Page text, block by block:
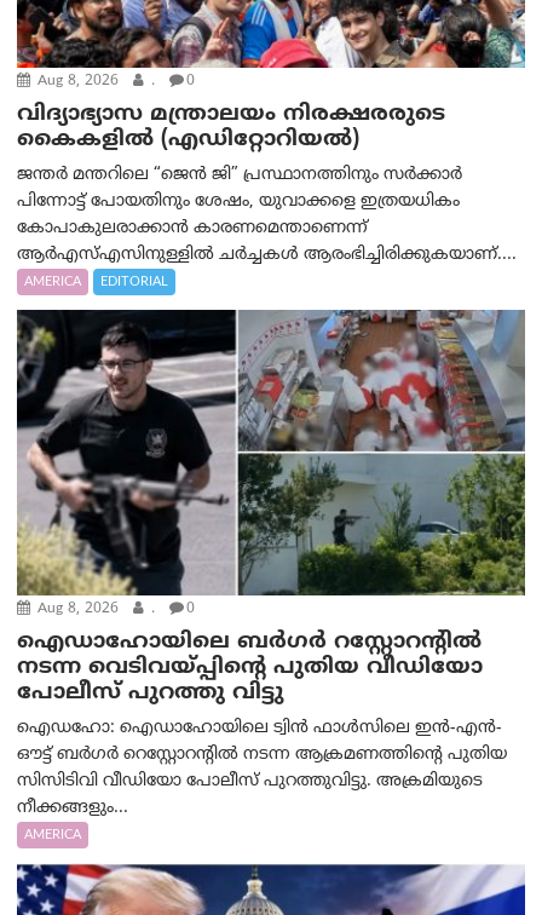
Aug 8, 2026 . 0
വിദ്യാഭ്യാസ മന്ത്രാലയം നിരക്ഷരരുടെ
കൈകളിൽ (എഡിറ്റോറിയല്‍)
ജന്തർ മന്തറിലെ “ജെൻ ജി” പ്രസ്ഥാനത്തിനും സർക്കാർ
പിന്നോട്ട് പോയതിനും ശേഷം, യുവാക്കളെ ഇത്രയധികം
കോപാകുലരാക്കാൻ കാരണമെന്താണെന്ന്
ആർ‌എസ്‌എസിനുള്ളിൽ ചർച്ചകൾ ആരംഭിച്ചിരിക്കുകയാണ്....
AMERICA EDITORIAL
Aug 8, 2026 . 0
ഐഡാഹോയിലെ ബർഗർ റസ്റ്റോറന്റിൽ
നടന്ന വെടിവയ്പ്പിന്റെ പുതിയ വീഡിയോ
പോലീസ് പുറത്തു വിട്ടു
ഐഡഹോ: ഐഡാഹോയിലെ ട്വിൻ ഫാൾസിലെ ഇൻ-എൻ-
ഔട്ട് ബർഗർ റെസ്റ്റോറന്റിൽ നടന്ന ആക്രമണത്തിന്റെ പുതിയ
സിസിടിവി വീഡിയോ പോലീസ് പുറത്തുവിട്ടു. അക്രമിയുടെ
നീക്കങ്ങളും...
AMERICA